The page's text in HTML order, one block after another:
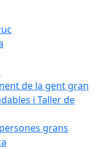
de la gent gran
i Taller de
grans